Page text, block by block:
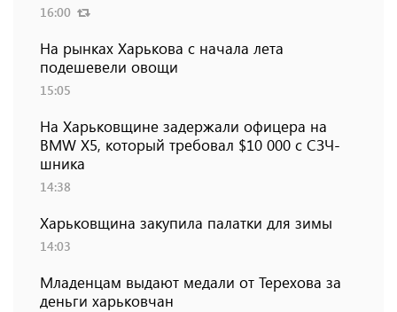
16:00
На рынках Харькова с начала лета
подешевели овощи
15:05
На Харьковщине задержали офицера на
BMW Х5, который требовал $10 000 с СЗЧ-
шника
14:38
Харьковщина закупила палатки для зимы
14:03
Младенцам выдают медали от Терехова за
деньги харьковчан